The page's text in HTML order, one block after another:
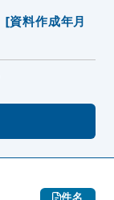
[資料作成年月
件名